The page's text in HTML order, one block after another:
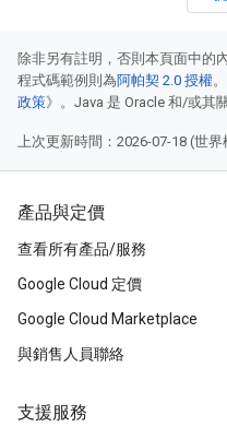
除非另有註明，否則本頁面中的
程式碼範例則為阿帕契 2.0 授權
政策》。Java 是 Oracle 和/或其
上次更新時間：2026-07-18 (世界
產品與定價
查看所有產品/服務
Google Cloud 定價
Google Cloud Marketplace
與銷售人員聯絡
支援服務